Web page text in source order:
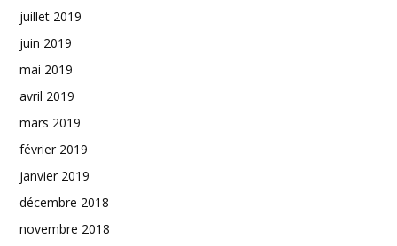
juillet 2019
juin 2019
mai 2019
avril 2019
mars 2019
février 2019
janvier 2019
décembre 2018
novembre 2018